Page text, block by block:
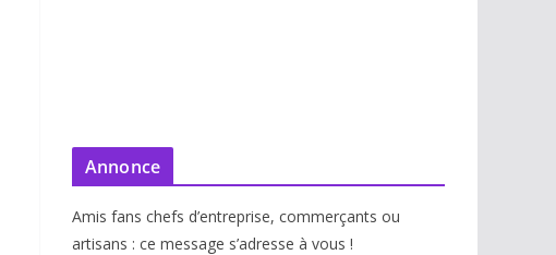
Annonce
Amis fans chefs d’entreprise, commerçants ou
artisans : ce message s’adresse à vous !